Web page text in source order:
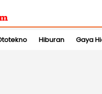
Hiburan Gaya